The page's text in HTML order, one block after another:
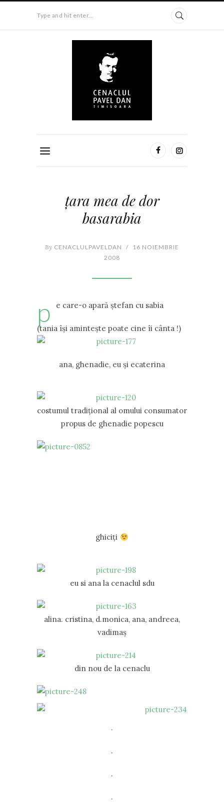
Type and hit enter...
ţara mea de dor
basarabia
By CENACLULPAVELDAN /
16 NOIEMBRIE
2008
p e care-o apară ştefan cu sabia
(tania îşi aminteşte poate cine îi cânta !)
ana, ghenadie, eu şi ecaterina
costumul tradiţional al omului consumator
propus de ghenadie popescu
ghiciţi
eu si ana la cenaclul sdu
alina. cristina, d.monica, ana, andreea,
vadimaş
din nou de la cenaclu
.
.
.
.